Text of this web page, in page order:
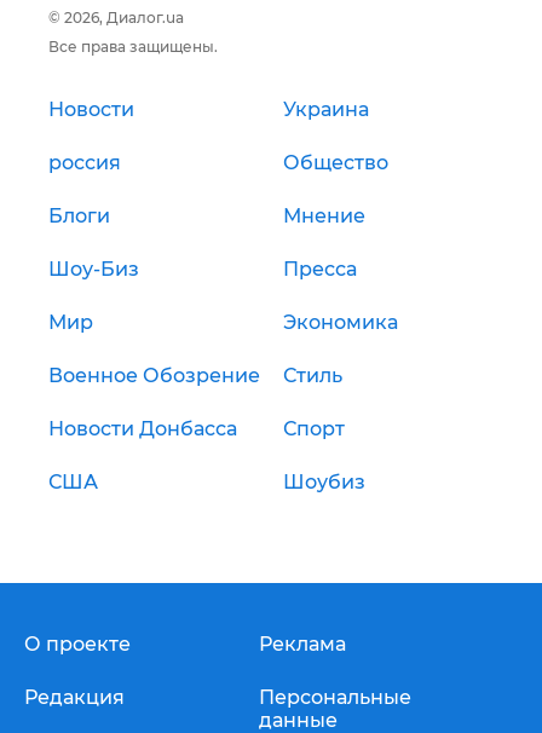
© 2026, Диалог.ua
Все права защищены.
Новости Украина
россия Общество
Блоги Мнение
Шоу-Биз Пресса
Мир Экономика
Военное Обозрение Стиль
Новости Донбасса Спорт
США Шоубиз
О проекте
Редакция
Реклама
Персональные
данные